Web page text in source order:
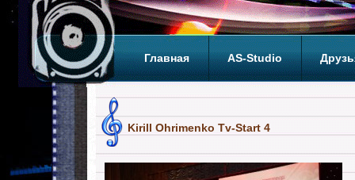
Главная AS-Studio
Kirill Ohrimenko Tv-Start 4